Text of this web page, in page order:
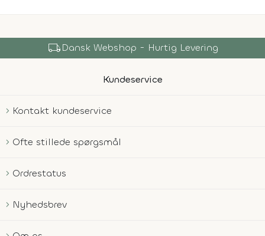
local_shippingDansk Webshop - Hurtig Levering
Kundeservice
Kontakt kundeservice
Ofte stillede spørgsmål
Ordrestatus
Nyhedsbrev